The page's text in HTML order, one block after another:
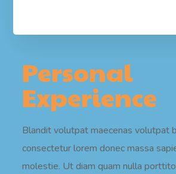
Personal
Experience
Blandit volutpat maecenas volutpat
consectetur lorem donec massa
molestie. Ut diam quam nulla